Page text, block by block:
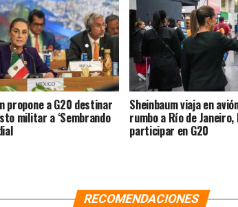
propone a G20 destinar
militar a ‘Sembrando
Sheinbaum viaja en
rumbo a Río de
participar en G20
RECOMENDACIONES